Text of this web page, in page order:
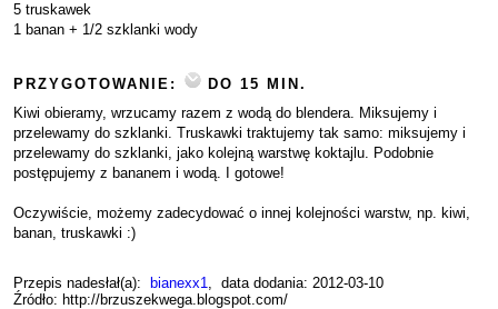
5 truskawek
1 banan + 1/2 szklanki wody
PRZYGOTOWANIE:
DO 15 MIN.
Kiwi obieramy, wrzucamy razem z wodą do blendera. Miksujemy i
przelewamy do szklanki. Truskawki traktujemy tak samo: miksujemy i
przelewamy do szklanki, jako kolejną warstwę koktajlu. Podobnie
postępujemy z bananem i wodą. I gotowe!
Oczywiście, możemy zadecydować o innej kolejności warstw, np. kiwi,
banan, truskawki :)
Przepis nadesłał(a): bianexx1, data dodania: 2012-03-10
Źródło: http://brzuszekwega.blogspot.com/